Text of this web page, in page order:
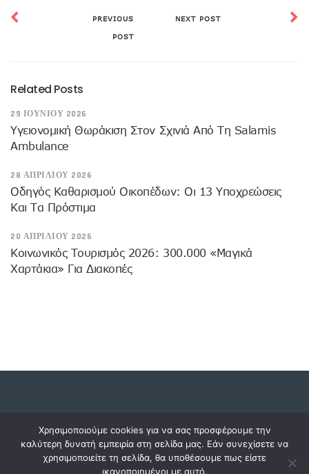
PREVIOUS
POST
NEXT POST
Related Posts
29 ΙΟΥΝΊΟΥ 2026
Υγειονομική Θωράκιση Στον Σχινιά Από Τη Salamis
Ambulance
28 ΑΠΡΙΛΊΟΥ 2026
Οδηγός Καθαρισμού Οικοπέδων: Οι 13 Υποχρεώσεις
Και Τα Πρόστιμα
20 ΑΠΡΙΛΊΟΥ 2026
Κοινωνικός Τουρισμός 2026: 300.000 «μαγικά
Χαρτάκια» Για Διακοπές
Copyright © 2023 dossiers.gr. All rights reserved.
Χρησιμοποιούμε cookies για να σας προσφέρουμε την
καλύτερη δυνατή εμπειρία στη σελίδα μας. Εάν συνεχίσετε να
χρησιμοποιείτε τη σελίδα, θα υποθέσουμε πως είστε
ικανοποιημένοι με αυτό.